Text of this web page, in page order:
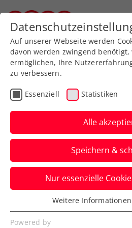
Aktuelle
News filtern
Auf unserer Webseite werden
davon werden zwingend
ermöglichen, Ihre
zu verbessern.
Essenziell Statistiken
Alle
Speichern &
Nur essenzielle
Essenziell
Essenzielle Cookies werden für
Weitere
Powered by